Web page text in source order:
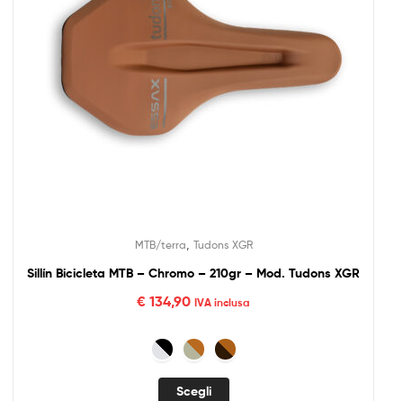
MTB/terra Tudons XGR
Sillín Bicicleta MTB – Chromo – 210gr – Mod. Tudons XGR
€ 134,90 IVA inclusa
Scegli